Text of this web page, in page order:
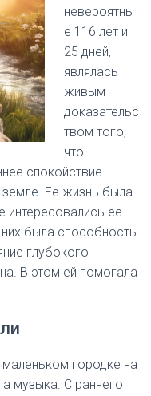
невероятны
е 116 лет и
25 дней,
являлась
живым
доказательс
твом того,
что
спокойствие
земле. Ее жизнь была
интересовались ее
была способность
глубокого
В этом ей помогала
городке на
музыка. С раннего